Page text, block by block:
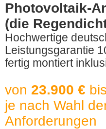
Photovoltaik-
(die R
Hochwertige
Leistungsgarantie
fertig montiert
von 23.900 €
je nach Wahl
Anforderungen